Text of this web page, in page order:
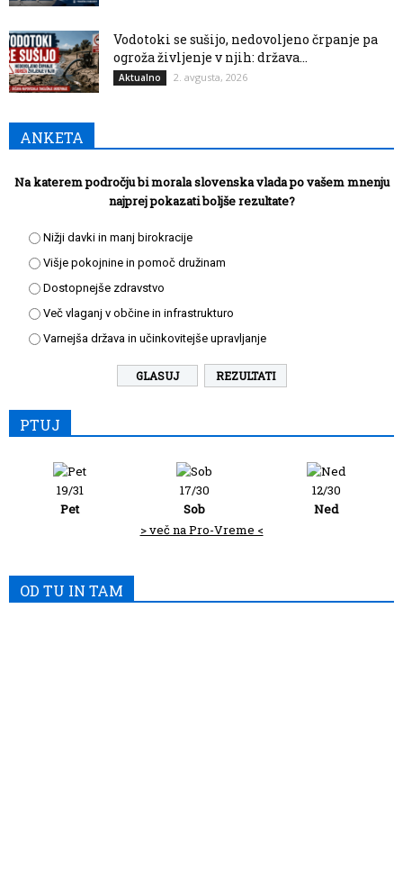
Vodotoki se sušijo, nedovoljeno črpanje pa
ogroža življenje v njih: država...
Aktualno 2. avgusta, 2026
ANKETA
Na katerem področju bi morala slovenska vlada po vašem mnenju
najprej pokazati boljše rezultate?
Nižji davki in manj birokracije
Višje pokojnine in pomoč družinam
Dostopnejše zdravstvo
Več vlaganj v občine in infrastrukturo
Varnejša država in učinkovitejše upravljanje
REZULTATI
PTUJ
19/31
Pet
17/30
Sob
12/30
Ned
> več na Pro-Vreme <
OD TU IN TAM